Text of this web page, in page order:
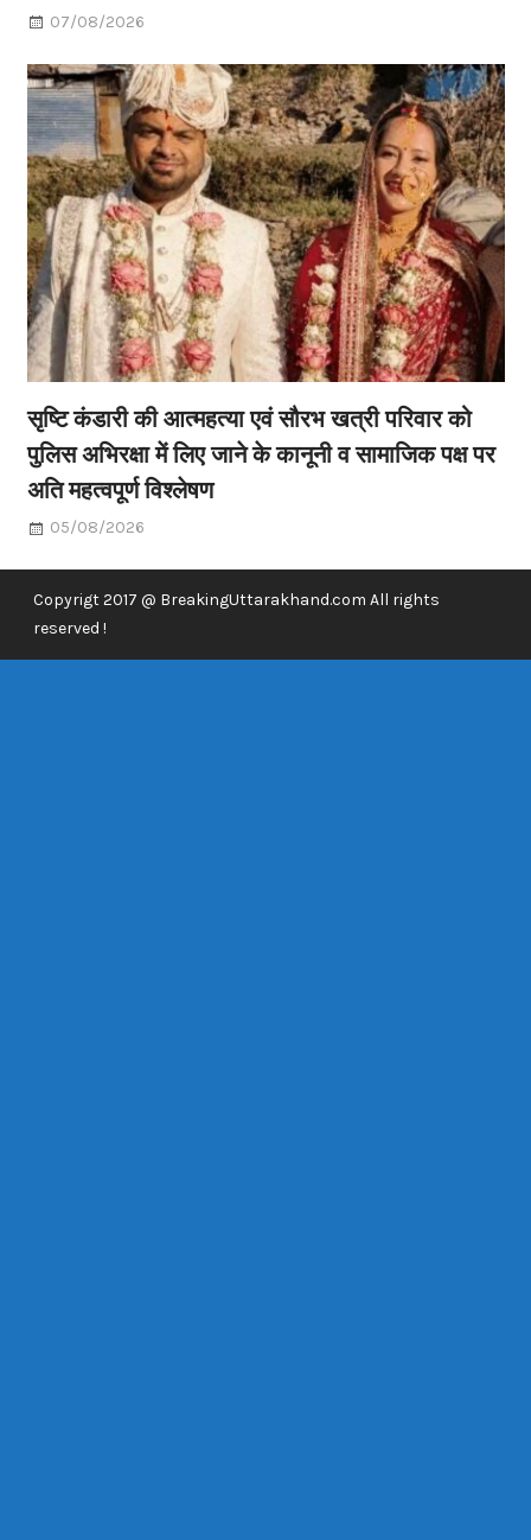
07/08/2026
सृष्टि कंडारी की आत्महत्या एवं सौरभ खत्री परिवार को
पुलिस अभिरक्षा में लिए जाने के कानूनी व सामाजिक पक्ष पर
अति महत्वपूर्ण विश्लेषण
05/08/2026
Copyrigt 2017 @ BreakingUttarakhand.com All rights
reserved !